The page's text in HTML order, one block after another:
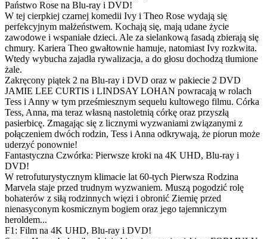
Państwo Rose na Blu-ray i DVD!
W tej cierpkiej czarnej komedii Ivy i Theo Rose wydają się
perfekcyjnym małżeństwem. Kochają się, mają udane życie
zawodowe i wspaniałe dzieci. Ale za sielankową fasadą zbierają się
chmury. Kariera Theo gwałtownie hamuje, natomiast Ivy rozkwita.
Wtedy wybucha zajadła rywalizacja, a do głosu dochodzą tłumione
żale.
Zakręcony piątek 2 na Blu-ray i DVD oraz w pakiecie 2 DVD
JAMIE LEE CURTIS i LINDSAY LOHAN powracają w rolach
Tess i Anny w tym prześmiesznym sequelu kultowego filmu. Córka
Tess, Anna, ma teraz własną nastoletnią córkę oraz przyszłą
pasierbicę. Zmagając się z licznymi wyzwaniami związanymi z
połączeniem dwóch rodzin, Tess i Anna odkrywają, że piorun może
uderzyć ponownie!
Fantastyczna Czwórka: Pierwsze kroki na 4K UHD, Blu-ray i
DVD!
W retrofuturystycznym klimacie lat 60-tych Pierwsza Rodzina
Marvela staje przed trudnym wyzwaniem. Muszą pogodzić rolę
bohaterów z siłą rodzinnych więzi i obronić Ziemię przed
nienasyconym kosmicznym bogiem oraz jego tajemniczym
heroldem...
F1: Film na 4K UHD, Blu-ray i DVD!